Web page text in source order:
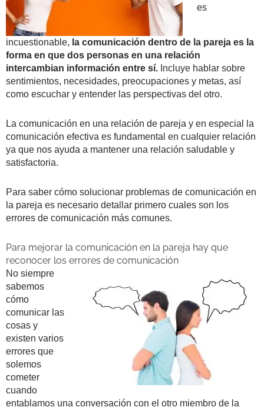
es
incuestionable, la comunicación dentro de la pareja es la
forma en que dos personas en una relación
intercambian información entre sí. Incluye hablar sobre
sentimientos, necesidades, preocupaciones y metas, así
como escuchar y entender las perspectivas del otro.
La comunicación en una relación de pareja y en especial la
comunicación efectiva es fundamental en cualquier relación
ya que nos ayuda a mantener una relación saludable y
satisfactoria.
Para saber cómo solucionar problemas de comunicación en
la pareja es necesario detallar primero cuales son los
errores de comunicación más comunes.
Para mejorar la comunicación en la pareja hay que
reconocer los errores de comunicación
No siempre
sabemos
cómo
comunicar las
cosas y
existen varios
errores que
solemos
cometer
cuando
entablamos una conversación con el otro miembro de la